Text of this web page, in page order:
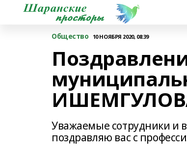
Общество 10 НОЯБРЯ 2020, 08:39
Уважаемые сотрудники и
поздравляю вас с